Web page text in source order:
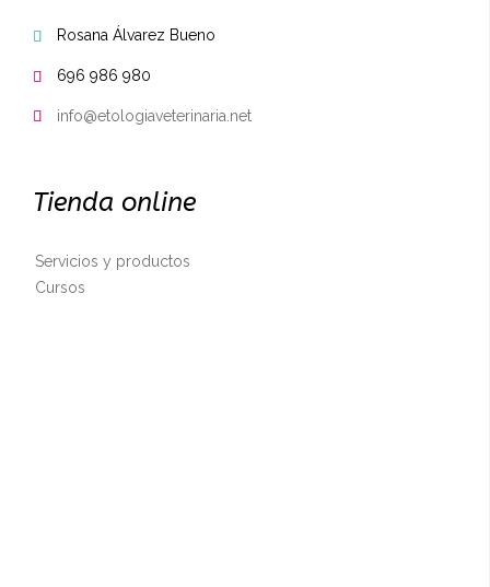
 Rosana Álvarez Bueno
 696 986 980
 info@etologiaveterinaria.net
Tienda online
Servicios y productos
Cursos